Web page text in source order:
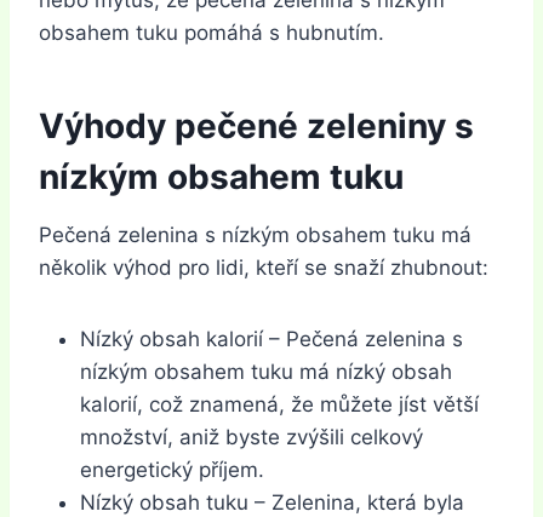
obsahem tuku pomáhá s hubnutím.
Výhody pečené zeleniny s
nízkým obsahem tuku
Pečená zelenina s nízkým obsahem tuku má
několik výhod pro lidi, kteří se snaží zhubnout:
Nízký obsah kalorií – Pečená zelenina s
nízkým obsahem tuku má nízký obsah
kalorií, což znamená, že můžete jíst větší
množství, aniž byste zvýšili celkový
energetický příjem.
Nízký obsah tuku – Zelenina, která byla